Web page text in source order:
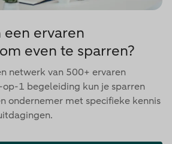
een ervaren
even te sparren?
netwerk van 500+ ervaren
1 begeleiding kun je sparren
ondernemer met specifieke kennis